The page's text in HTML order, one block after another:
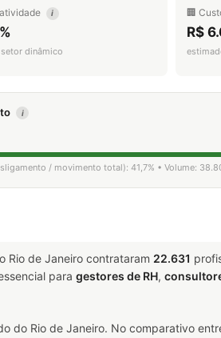
i
dinâmico
🏢
R$
i
/ movimento total): 41,7% • Volume:
Rio de Janeiro contrataram 22.631
para gestores de RH,
do Rio de Janeiro. No comparativo